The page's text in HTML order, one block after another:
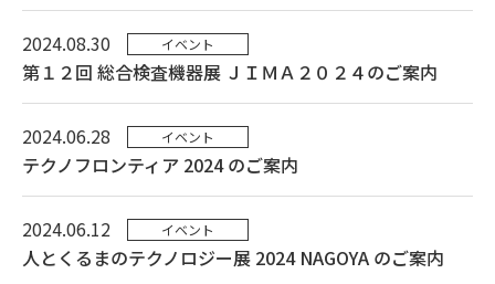
2024.08.30 イベント
第１２回 総合検査機器展 ＪＩＭＡ２０２４のご案内
2024.06.28 イベント
テクノフロンティア 2024 のご案内
2024.06.12 イベント
人とくるまのテクノロジー展 2024 NAGOYA のご案内